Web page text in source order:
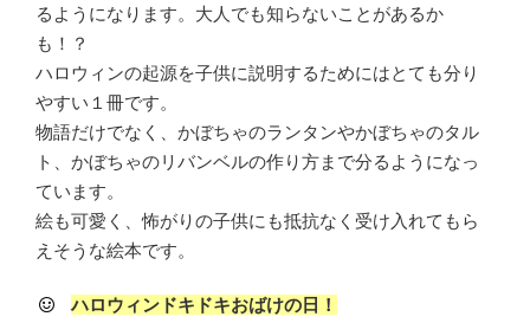
るようになります。大人でも知らないことがあるか
も！？
ハロウィンの起源を子供に説明するためにはとても分り
やすい１冊です。
物語だけでなく、かぼちゃのランタンやかぼちゃのタル
ト、かぼちゃのリバンベルの作り方まで分るようになっ
ています。
絵も可愛く、怖がりの子供にも抵抗なく受け入れてもら
えそうな絵本です。
ハロウィンドキドキおばけの日！